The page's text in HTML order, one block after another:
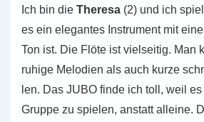
Ich bin die The­re­sa (2) und ich
es ein ele­gan­tes Instru­ment mit
Ton ist. Die Flöte ist viel­sei­tig. Man
ruhige Melo­dien als auch kurze
len. Das JUBO finde ich toll, weil
Gruppe zu spie­len, anstatt allei­ne.